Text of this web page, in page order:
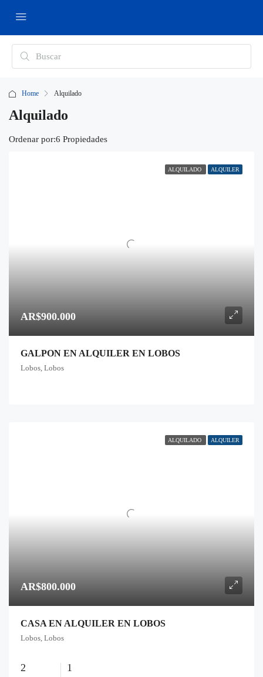
Home Alquilado
Alquilado
6 Propiedades
Ordenar por:
ALQUILADO ALQUILER
AR$900.000
GALPON EN ALQUILER EN LOBOS
Lobos, Lobos
ALQUILADO ALQUILER
AR$800.000
CASA EN ALQUILER EN LOBOS
Lobos, Lobos
2 1